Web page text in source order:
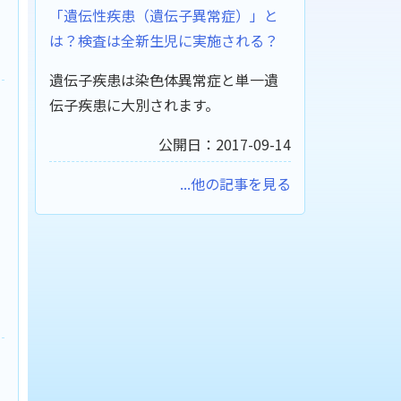
「遺伝性疾患（遺伝子異常症）」と
は？検査は全新生児に実施される？
遺伝子疾患は染色体異常症と単一遺
伝子疾患に大別されます。
公開日：2017-09-14
...他の記事を見る